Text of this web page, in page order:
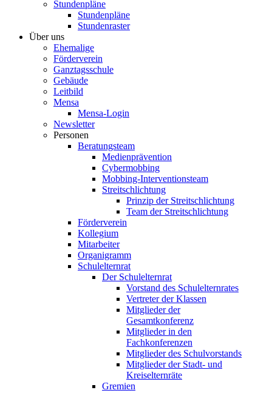
Stundenpläne
Stundenpläne
Stundenraster
Über uns
Ehemalige
Förderverein
Ganztagsschule
Gebäude
Leitbild
Mensa
Mensa-Login
Newsletter
Personen
Beratungsteam
Medienprävention
Cybermobbing
Mobbing-Interventionsteam
Streitschlichtung
Prinzip der Streitschlichtung
Team der Streitschlichtung
Förderverein
Kollegium
Mitarbeiter
Organigramm
Schulelternrat
Der Schulelternrat
Vorstand des Schulelternrates
Vertreter der Klassen
Mitglieder der
Gesamtkonferenz
Mitglieder in den
Fachkonferenzen
Mitglieder des Schulvorstands
Mitglieder der Stadt- und
Kreiselternräte
Gremien